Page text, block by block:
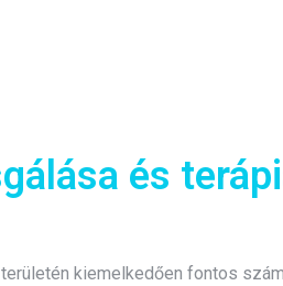
és
kiemelkedően fontos